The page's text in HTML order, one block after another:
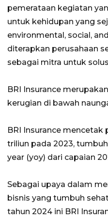
pemerataan kegiatan
untuk kehidupan yang
environmental, social,
diterapkan perusahaan
sebagai mitra untuk
BRI Insurance
kerugian di bawah
BRI Insurance mencetak
triliun pada 2023,
year (yoy) dari capaian
Sebagai upaya dalam
bisnis yang tumbuh
tahun 2024 ini BRI